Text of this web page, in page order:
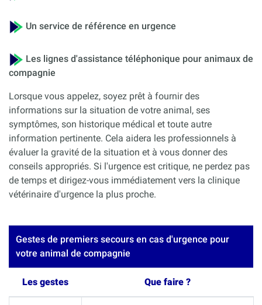
Un service de référence en urgence
Les lignes d'assistance téléphonique pour animaux de
compagnie
Lorsque vous appelez, soyez prêt à fournir des
informations sur la situation de votre animal, ses
symptômes, son historique médical et toute autre
information pertinente. Cela aidera les professionnels à
évaluer la gravité de la situation et à vous donner des
conseils appropriés. Si l'urgence est critique, ne perdez pas
de temps et dirigez-vous immédiatement vers la clinique
vétérinaire d'urgence la plus proche.
Gestes de premiers secours en cas d'urgence pour
votre animal de compagnie
Les gestes Que faire ?